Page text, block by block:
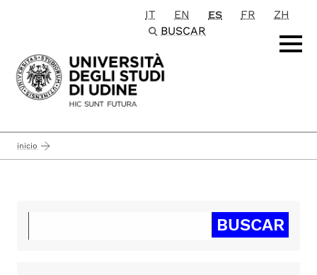
Passa al contenuto principale
IT EN ES FR
ZH
BUSCAR
inicio